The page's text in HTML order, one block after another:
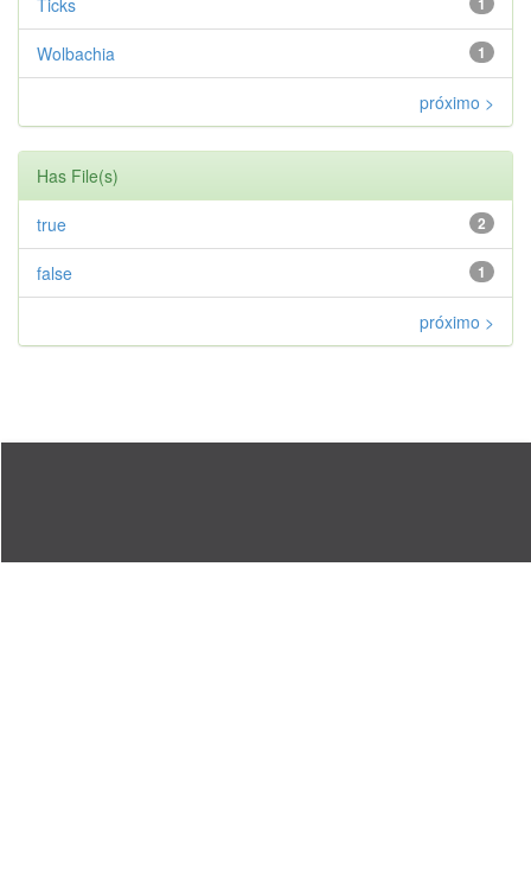
1
Wolbachia
próximo >
Has File(s)
2
true
1
false
próximo >